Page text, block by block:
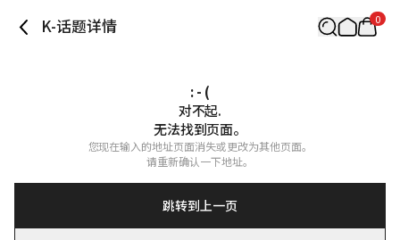
K-话题详情 0
: - (
对不起.
无法找到页面。
您现在输入的地址页面消失或更改为其他页面。
请重新确认一下地址。
跳转到上一页